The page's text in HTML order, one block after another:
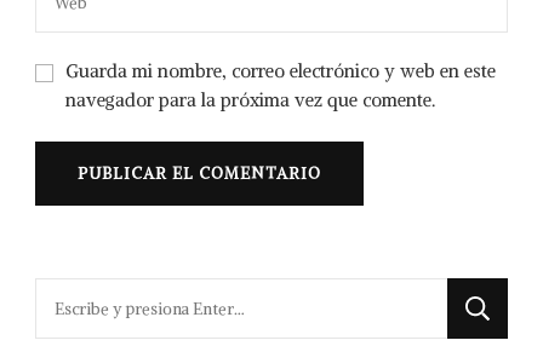
Guarda mi nombre, correo electrónico y web en este
navegador para la próxima vez que comente.